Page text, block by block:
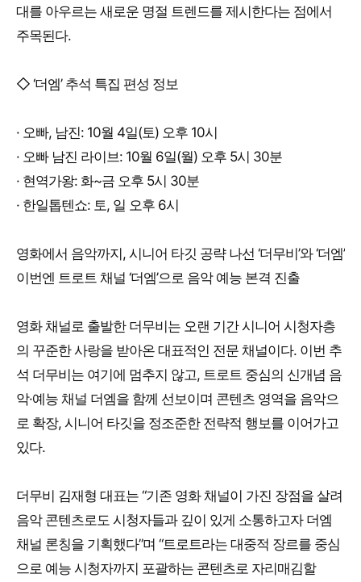
대를 아우르는 새로운 명절 트렌드를 제시한다는 점에서
주목된다.
◇ ‘더엠’ 추석 특집 편성 정보
· 오빠, 남진: 10월 4일(토) 오후 10시
· 오빠 남진 라이브: 10월 6일(월) 오후 5시 30분
· 현역가왕: 화~금 오후 5시 30분
· 한일톱텐쇼: 토, 일 오후 6시
영화에서 음악까지, 시니어 타깃 공략 나선 ‘더무비’와 ‘더엠’
이번엔 트로트 채널 ‘더엠’으로 음악 예능 본격 진출
영화 채널로 출발한 더무비는 오랜 기간 시니어 시청자층
의 꾸준한 사랑을 받아온 대표적인 전문 채널이다. 이번 추
석 더무비는 여기에 멈추지 않고, 트로트 중심의 신개념 음
악·예능 채널 더엠을 함께 선보이며 콘텐츠 영역을 음악으
로 확장, 시니어 타깃을 정조준한 전략적 행보를 이어가고
있다.
더무비 김재형 대표는 “기존 영화 채널이 가진 장점을 살려
음악 콘텐츠로도 시청자들과 깊이 있게 소통하고자 더엠
채널 론칭을 기획했다”며 “트로트라는 대중적 장르를 중심
으로 예능 시청자까지 포괄하는 콘텐츠로 자리매김할